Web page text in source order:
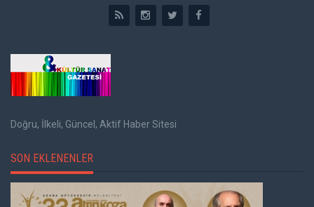
Doğru, İlkeli, Güncel, Aktif Haber Sitesi
SON EKLENENLER